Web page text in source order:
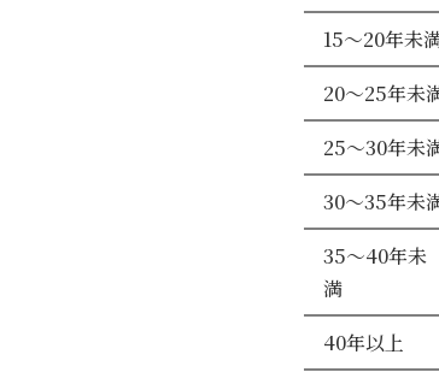
15～20年未
20～25年未
25～30年未
30～35年未
35～40年未
満
40年以上